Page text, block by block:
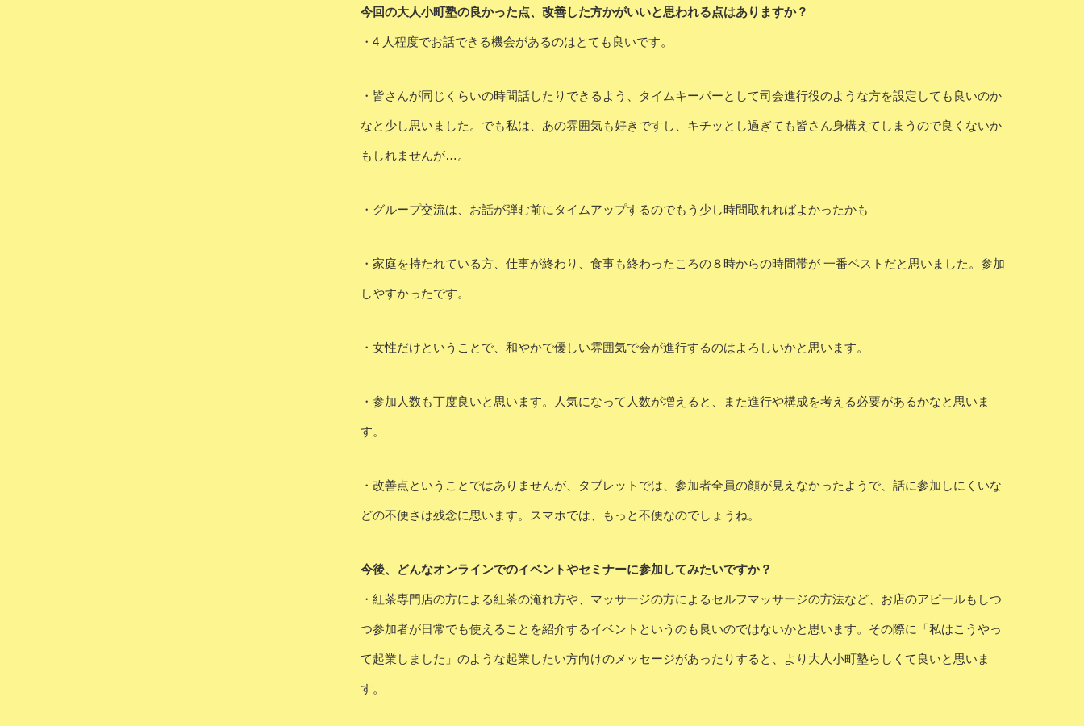
今回の大人小町塾の良かった点、改善した方かがいいと思われる点はありますか？
・4 人程度でお話できる機会があるのはとても良いです。
・皆さんが同じくらいの時間話したりできるよう、タイムキーパーとして司会進行役のような方を設定しても良いのか
なと少し思いました。でも私は、あの雰囲気も好きですし、キチッとし過ぎても皆さん身構えてしまうので良くないか
もしれませんが…。
・グループ交流は、お話が弾む前にタイムアップするのでもう少し時間取れればよかったかも
・家庭を持たれている方、仕事が終わり、食事も終わったころの８時からの時間帯が 一番ベストだと思いました。参加
しやすかったです。
・女性だけということで、和やかで優しい雰囲気で会が進行するのはよろしいかと思います。
・参加人数も丁度良いと思います。人気になって人数が増えると、また進行や構成を考える必要があるかなと思いま
す。
・改善点ということではありませんが、タブレットでは、参加者全員の顔が見えなかったようで、話に参加しにくいな
どの不便さは残念に思います。スマホでは、もっと不便なのでしょうね。
今後、どんなオンラインでのイベントやセミナーに参加してみたいですか？
・紅茶専門店の方による紅茶の淹れ方や、マッサージの方によるセルフマッサージの方法など、お店のアピールもしつ
つ参加者が日常でも使えることを紹介するイベントというのも良いのではないかと思います。その際に「私はこうやっ
て起業しました」のような起業したい方向けのメッセージがあったりすると、より大人小町塾らしくて良いと思いま
す。